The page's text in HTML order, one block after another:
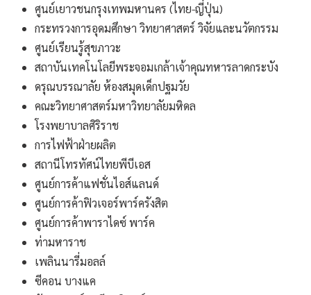
ศูนย์เยาวชนกรุงเทพมหานคร (ไทย-ญี่ปุ่น)
กระทรวงการอุดมศึกษา วิทยาศาสตร์ วิจัยและนวัตกรรม
ศูนย์เรียนรู้สุขภาวะ
สถาบันเทคโนโลยีพระจอมเกล้าเจ้าคุณทหารลาดกระบัง
ดรุณบรรณาลัย ห้องสมุดเด็กปฐมวัย
คณะวิทยาศาสตร์มหาวิทยาลัยมหิดล
โรงพยาบาลศิริราช
การไฟฟ้าฝ่ายผลิต
สถานีโทรทัศน์ไทยพีบีเอส
ศูนย์การค้าแฟชั่นไอส์แลนด์
ศูนย์การค้าฟิวเจอร์พาร์ครังสิต
ศูนย์การค้าพาราไดซ์ พาร์ค
ท่ามหาราช
เพลินนารี่มอลล์
ซีคอน บางแค